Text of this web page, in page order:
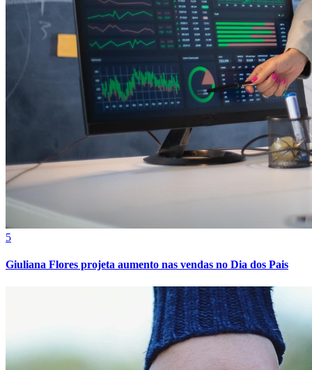
Atlético-MG
5
Giuliana Flores projeta aumento nas vendas no Dia dos Pais